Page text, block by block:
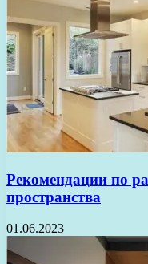
Рекомендации по
пространства
01.06.2023